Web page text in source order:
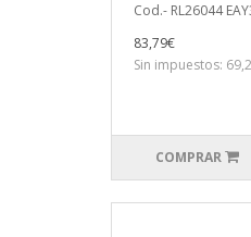
Cod.- RL26044
83,79€
Sin impuestos:
COMPRAR